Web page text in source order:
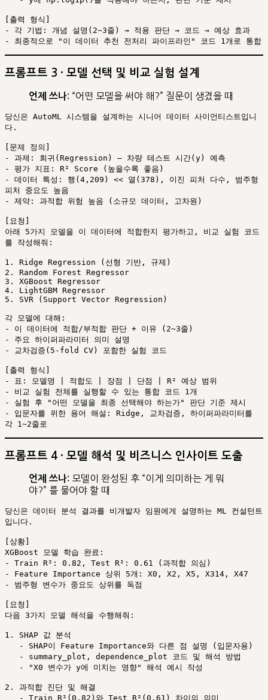
[출력 형식]
- 각 기법: 개념 설명(2~3줄) → 적용 판단 → 코드 → 예상 효과
프롬프트 3 · 모델 선택 및 비교 실험 설계
언제 쓰나: “어떤 모델을 써야 해?” 질문이 생겼을 때
당신은 AutoML 시스템을 설계하는 시니어 데이터 사이언티스트입니
다.
[문제 정의]
- 과제: 회귀(Regression) — 차량 테스트 시간(y) 예측
- 평가 지표: R² Score (높을수록 좋음)
- 데이터 특성: 행(4,209) << 열(378), 이진 피처 다수, 범주형
피처 중요도 높음
- 제약: 과적합 위험 높음 (소규모 데이터, 고차원)
[요청]
아래 5가지 모델을 이 데이터에 적합한지 평가하고, 비교 실험 코드
를 작성해줘:
1. Ridge Regression (선형 기반, 규제)
2. Random Forest Regressor
3. XGBoost Regressor
4. LightGBM Regressor
5. SVR (Support Vector Regression)
각 모델에 대해:
- 이 데이터에 적합/부적합 판단 + 이유 (2~3줄)
- 주요 하이퍼파라미터 의미 설명
- 교차검증(5-fold CV) 포함한 실험 코드
[출력 형식]
- 표: 모델명 | 적합도 | 장점 | 단점 | R² 예상 범위
- 비교 실험 전체를 실행할 수 있는 통합 코드 1개
- 실험 후 "어떤 모델을 최종 선택해야 하는가" 판단 기준 제시
- 입문자를 위한 용어 해설: Ridge, 교차검증, 하이퍼파라미터를
프롬프트 4 · 모델 해석 및 비즈니스 인사이트 도출
언제 쓰나: 모델이 완성된 후 “이게 의미하는 게 뭐
야?” 를 물어야 할 때
당신은 데이터 분석 결과를 비개발자 임원에게 설명하는 ML 컨설턴트
입니다.
[상황]
XGBoost 모델 학습 완료:
- Train R²: 0.82, Test R²: 0.61 (과적합 의심)
- Feature Importance 상위 5개: X0, X2, X5, X314, X47
- 범주형 변수가 중요도 상위를 독점
[요청]
다음 3가지 모델 해석을 수행해줘:
1. SHAP 값 분석
2. 과적합 진단 및 해결